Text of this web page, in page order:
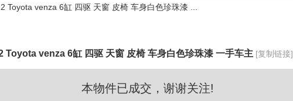
Toyota venza 6缸 四驱 天窗 皮椅 车身白色珍珠漆 ...
Toyota venza 6缸 四驱 天窗 皮椅 车身白色珍珠漆 一手车主 [复制链接]
本物件已成交，谢谢关注!